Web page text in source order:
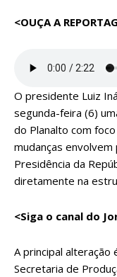
<OUÇA A
O presidente Luiz
segunda-feira (6)
do Planalto com
mudanças envolvem
Presidência da
diretamente na
<Siga o canal do
A principal alteração
Secretaria de